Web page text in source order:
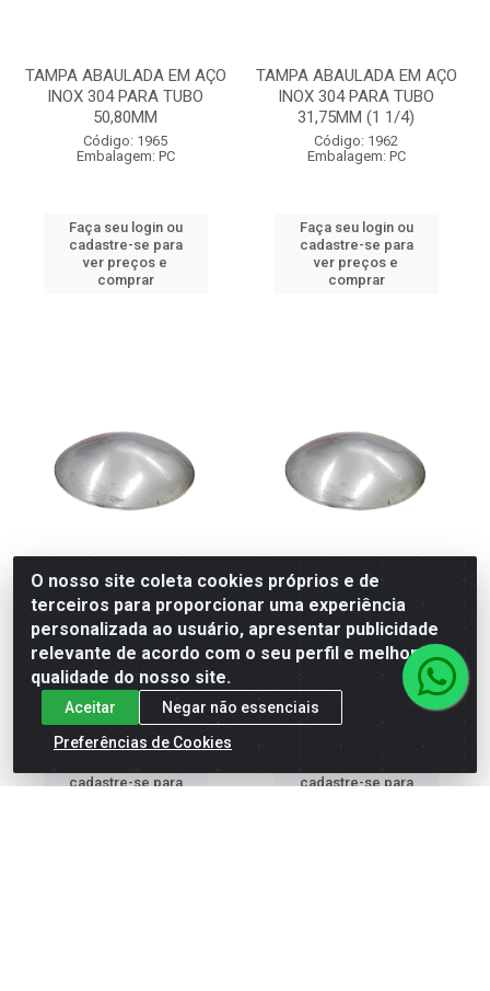
TAMPA ABAULADA EM AÇO
INOX 304 PARA TUBO
50,80MM
Código: 1965
Embalagem: PC
Faça seu login ou
cadastre-se para
ver preços e
comprar
TAMPA ABAULADA EM AÇO
INOX 304 PARA TUBO
31,75MM (1 1/4)
Código: 1962
Embalagem: PC
Faça seu login ou
cadastre-se para
ver preços e
comprar
TAMPA ABAULADA EM AÇO
INOX 304 PARA TUBO
38,10MM (1 1/2)
Código: 11135
Embalagem: PC
cadastre-se para
TAMPA ABAULADA EM AÇO
INOX 304 PARA TUBO
50,80MM
Embalagem: PC
cadastre-se para
O nosso site coleta cookies próprios e de
terceiros para proporcionar uma experiência
personalizada ao usuário, apresentar publicidade
relevante de acordo com o seu perfil e melhorar a
qualidade do nosso site.
Aceitar
Negar não essenciais
Preferências de Cookies